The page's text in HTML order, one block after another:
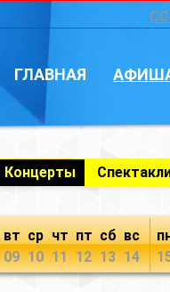
ГЛАВНАЯ
Концерты
вт
09
ср
10
чт
11
пт
12
сб
13
вс
14